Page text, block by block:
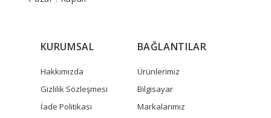
KURUMSAL
Hakkımızda
Gizlilik Sözleşmesi
İade Politikası
BAĞLANTILAR
Ürünlerimiz
Bilgisayar
Markalarımız